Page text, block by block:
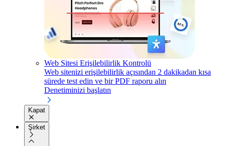
Web Sitesi Erişilebilirlik Kontrolü
Web sitenizi erişilebilirlik açısından 2 dakikadan kısa
sürede test edin ve bir PDF raporu alın
Denetiminizi başlatın
Kapat
Şirket